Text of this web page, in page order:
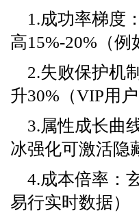
1.成功率梯度
高15%-20%（例
2.失败保护机
升30%（VIP用
3.属性成长曲
冰强化可激活隐
4.成本倍率：
易行实时数据）